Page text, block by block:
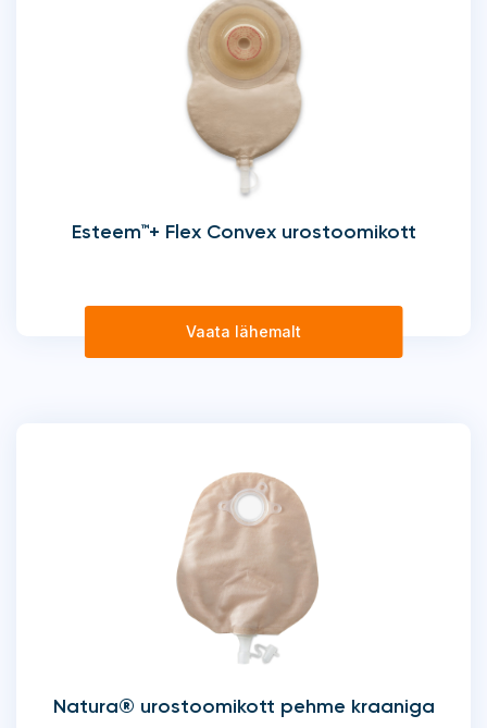
Esteem™+ Flex Convex urostoomikott
Vaata lähemalt
Natura® urostoomikott pehme kraaniga